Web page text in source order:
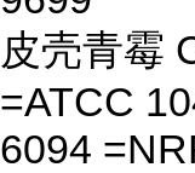
皮壳青霉
=ATCC
6094